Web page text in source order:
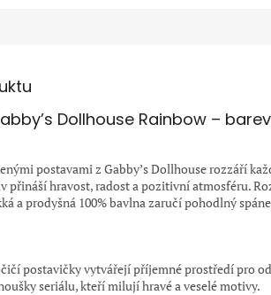
Dollhouse Rainbow –
postavami z Gabby’s Dollhouse rozzáří
přináší hravost, radost a pozitivní atmosféru.
a prodyšná 100% bavlna zaručí pohodlný
postavičky vytvářejí příjemné prostředí pro
seriálu, kteří milují hravé a veselé motivy.